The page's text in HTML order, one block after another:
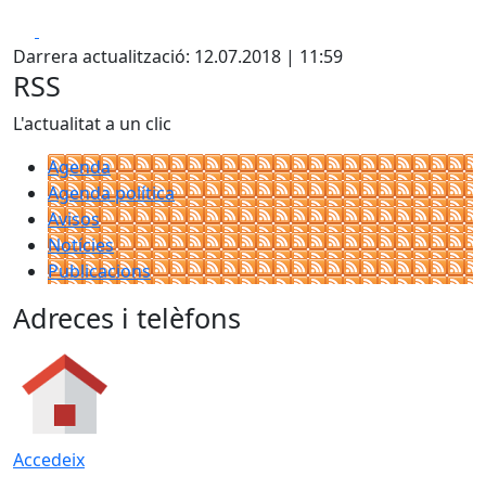
Darrera actualització: 12.07.2018 | 11:59
RSS
L'actualitat a un clic
Agenda
Agenda política
Avisos
Notícies
Publicacions
Adreces i telèfons
Accedeix